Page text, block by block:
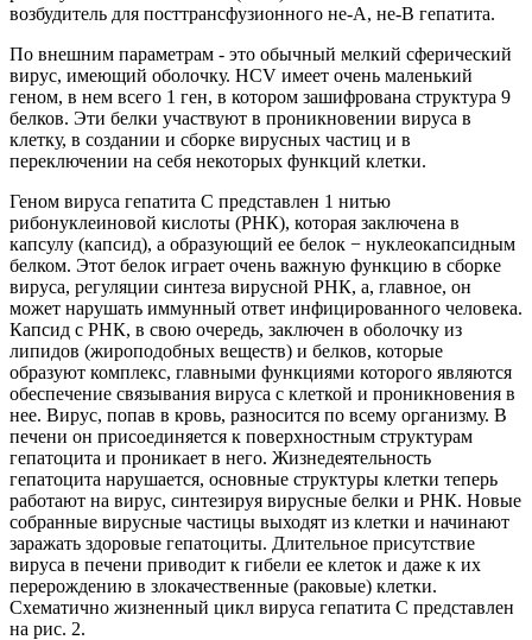
возбудитель для посттрансфузионного не-А, не-В гепатита.
По внешним параметрам - это обычный мелкий сферический
вирус, имеющий оболочку. HCV имеет очень маленький
геном, в нем всего 1 ген, в котором зашифрована структура 9
белков. Эти белки участвуют в проникновении вируса в
клетку, в создании и сборке вирусных частиц и в
переключении на себя некоторых функций клетки.
Геном вируса гепатита С представлен 1 нитью
рибонуклеиновой кислоты (РНК), которая заключена в
капсулу (капсид), а образующий ее белок − нуклеокапсидным
белком. Этот белок играет очень важную функцию в сборке
вируса, регуляции синтеза вирусной РНК, а, главное, он
может нарушать иммунный ответ инфицированного человека.
Капсид с РНК, в свою очередь, заключен в оболочку из
липидов (жироподобных веществ) и белков, которые
образуют комплекс, главными функциями которого являются
обеспечение связывания вируса с клеткой и проникновения в
нее. Вирус, попав в кровь, разносится по всему организму. В
печени он присоединяется к поверхностным структурам
гепатоцита и проникает в него. Жизнедеятельность
гепатоцита нарушается, основные структуры клетки теперь
работают на вирус, синтезируя вирусные белки и РНК. Новые
собранные вирусные частицы выходят из клетки и начинают
заражать здоровые гепатоциты. Длительное присутствие
вируса в печени приводит к гибели ее клеток и даже к их
перерождению в злокачественные (раковые) клетки.
Схематично жизненный цикл вируса гепатита С представлен
на рис. 2.